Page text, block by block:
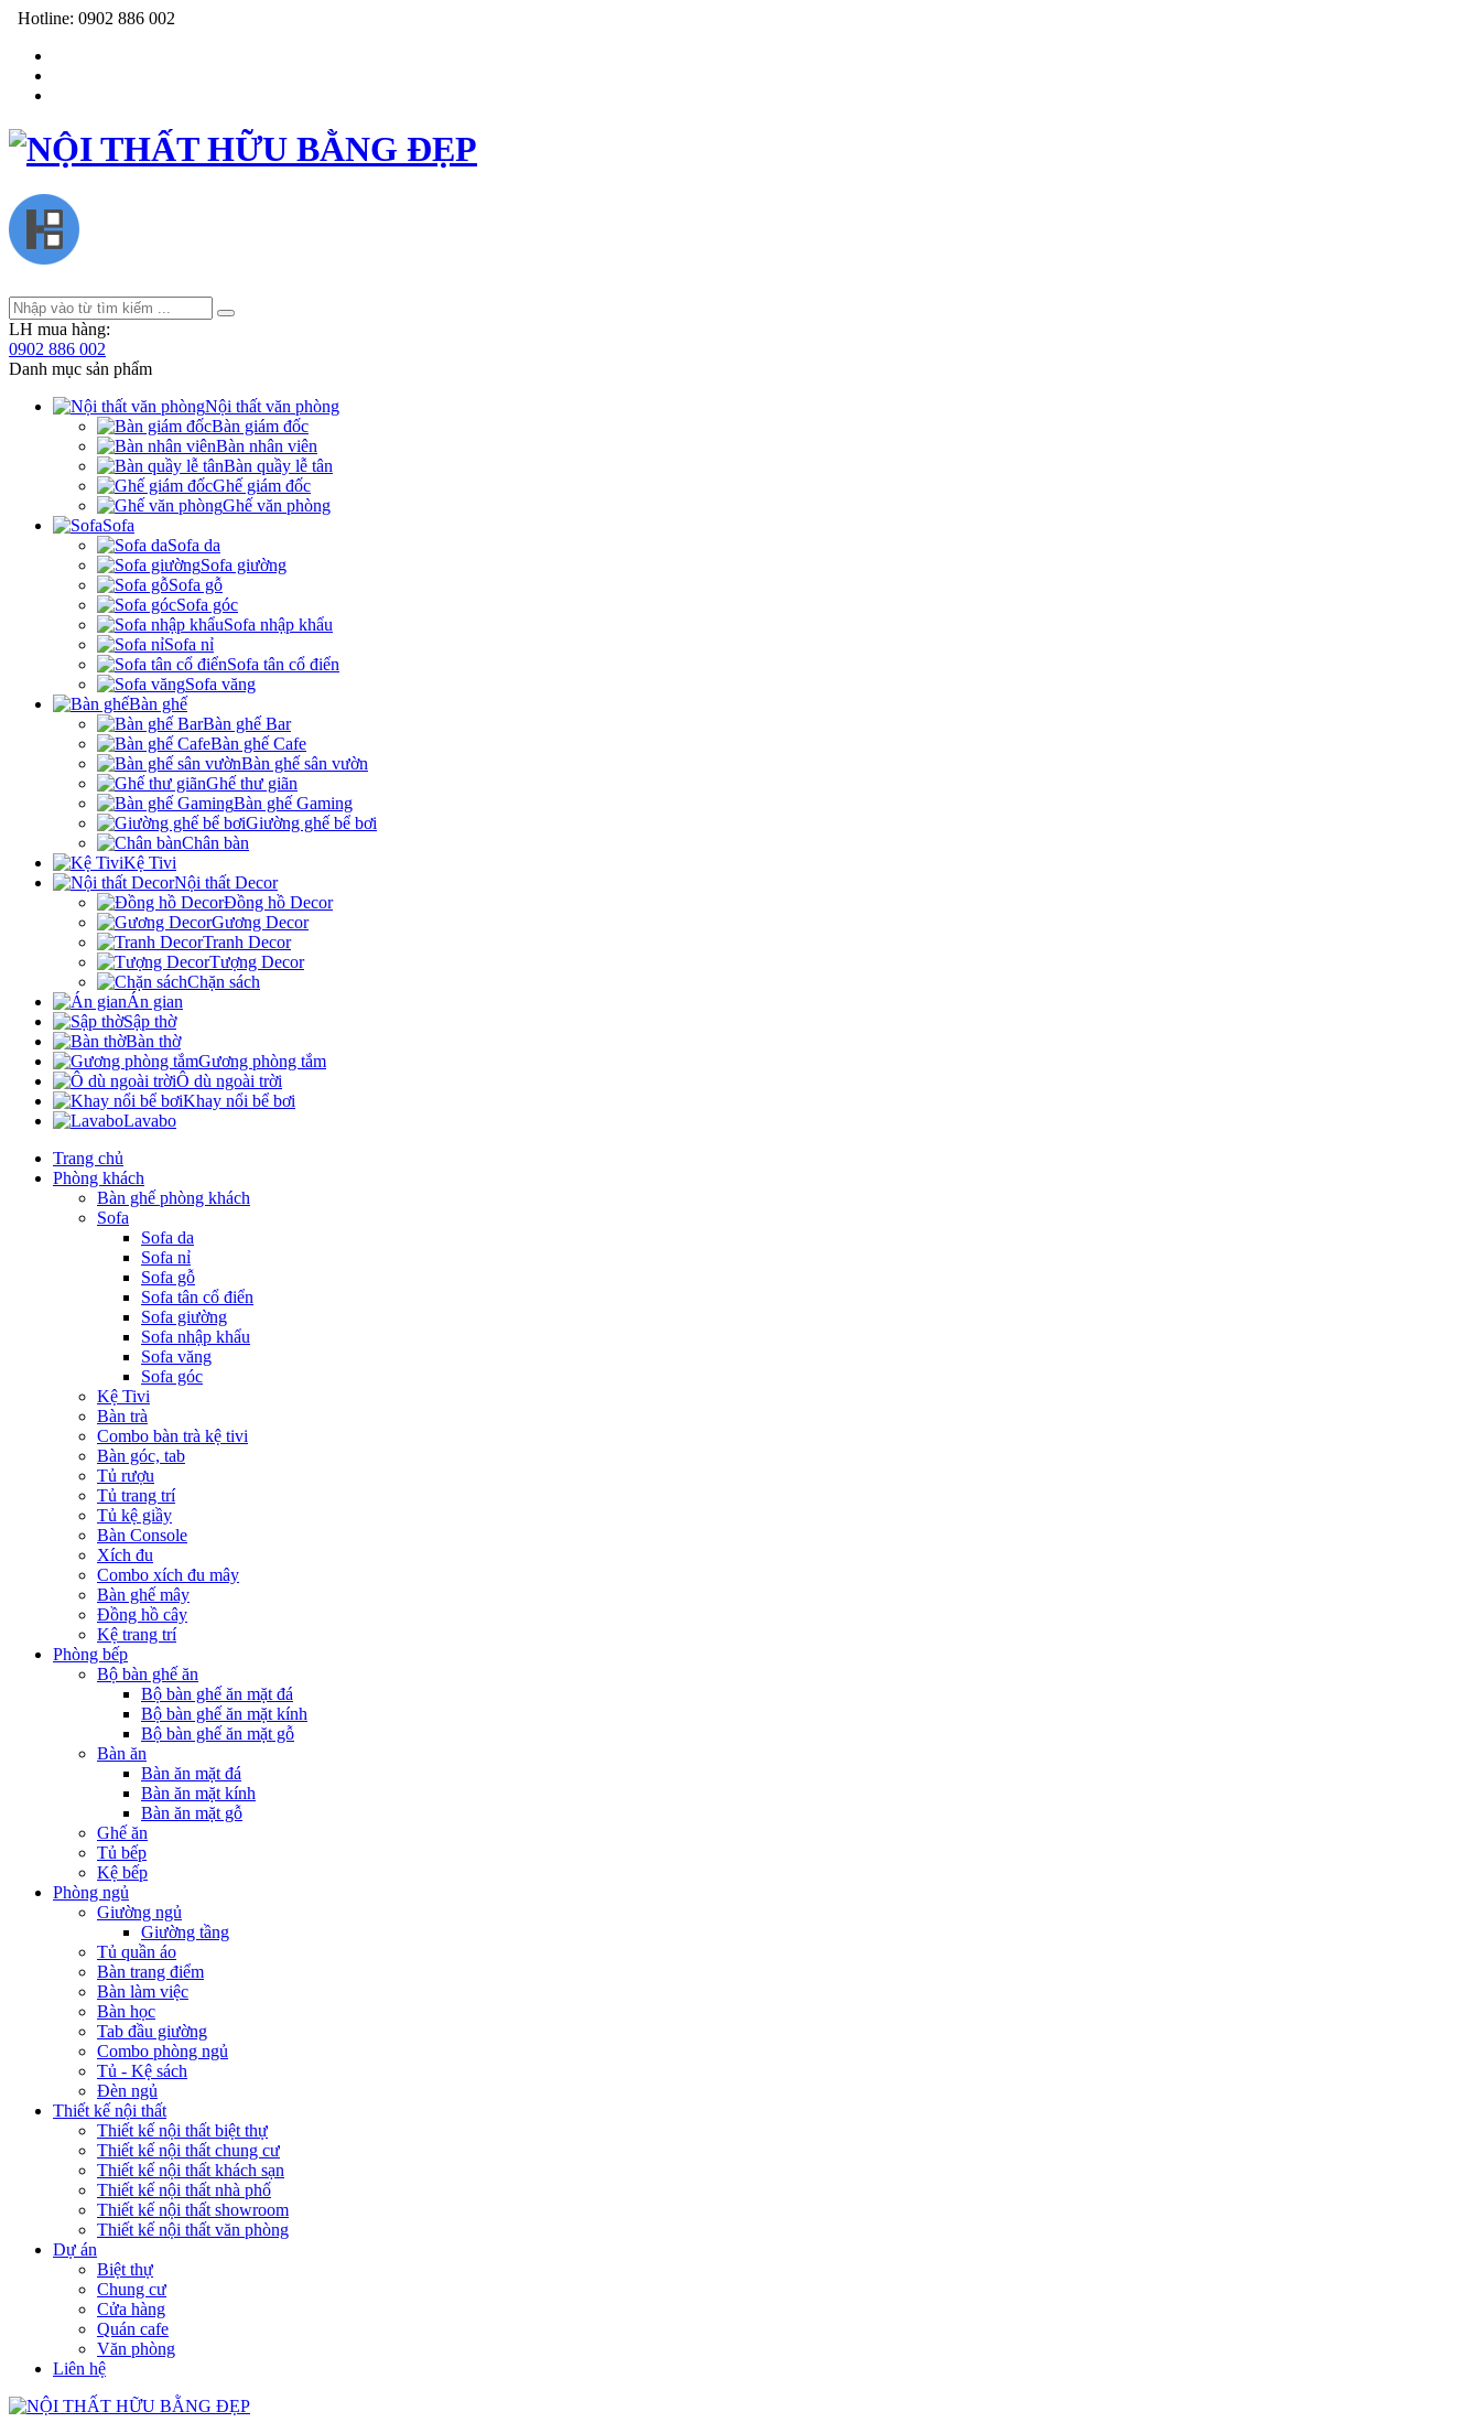
Hotline: 0902 886 002
LH mua hàng:
0902 886 002
Danh mục sản phẩm
Nội thất văn phòng
Bàn giám đốc
Bàn nhân viên
Bàn quầy lễ tân
Ghế giám đốc
Ghế văn phòng
Sofa
Sofa da
Sofa giường
Sofa gỗ
Sofa góc
Sofa nhập khẩu
Sofa nỉ
Sofa tân cổ điển
Sofa văng
Bàn ghế
Bàn ghế Bar
Bàn ghế Cafe
Bàn ghế sân vườn
Ghế thư giãn
Bàn ghế Gaming
Giường ghế bể bơi
Chân bàn
Kệ Tivi
Nội thất Decor
Đồng hồ Decor
Gương Decor
Tranh Decor
Tượng Decor
Chặn sách
Án gian
Sập thờ
Bàn thờ
Gương phòng tắm
Ô dù ngoài trời
Khay nổi bể bơi
Lavabo
Trang chủ
Phòng khách
Bàn ghế phòng khách
Sofa
Sofa da
Sofa nỉ
Sofa gỗ
Sofa tân cổ điển
Sofa giường
Sofa nhập khẩu
Sofa văng
Sofa góc
Kệ Tivi
Bàn trà
Combo bàn trà kệ tivi
Bàn góc, tab
Tủ rượu
Tủ trang trí
Tủ kệ giầy
Bàn Console
Xích đu
Combo xích đu mây
Bàn ghế mây
Đồng hồ cây
Kệ trang trí
Phòng bếp
Bộ bàn ghế ăn
Bộ bàn ghế ăn mặt đá
Bộ bàn ghế ăn mặt kính
Bộ bàn ghế ăn mặt gỗ
Bàn ăn
Bàn ăn mặt đá
Bàn ăn mặt kính
Bàn ăn mặt gỗ
Ghế ăn
Tủ bếp
Kệ bếp
Phòng ngủ
Giường ngủ
Giường tầng
Tủ quần áo
Bàn trang điểm
Bàn làm việc
Bàn học
Tab đầu giường
Combo phòng ngủ
Tủ - Kệ sách
Đèn ngủ
Thiết kế nội thất
Thiết kế nội thất biệt thự
Thiết kế nội thất chung cư
Thiết kế nội thất khách sạn
Thiết kế nội thất nhà phố
Thiết kế nội thất showroom
Thiết kế nội thất văn phòng
Dự án
Biệt thự
Chung cư
Cửa hàng
Quán cafe
Văn phòng
Liên hệ